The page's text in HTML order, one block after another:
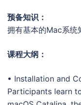
预备知识：
拥有基本的Mac系统
课程大纲：
• Installation and
Participants learn